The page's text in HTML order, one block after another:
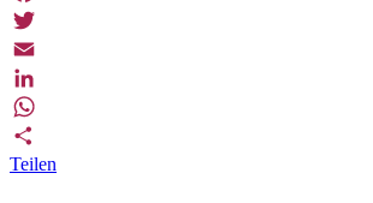
Facebook
Twitter
Email
LinkedIn
WhatsApp
Teilen